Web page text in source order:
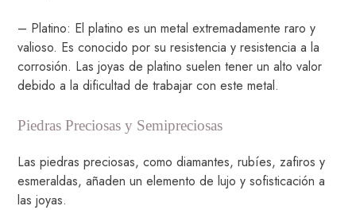
– Platino: El platino es un metal extremadamente raro y
valioso. Es conocido por su resistencia y resistencia a la
corrosión. Las joyas de platino suelen tener un alto valor
debido a la dificultad de trabajar con este metal.
Piedras Preciosas y Semipreciosas
Las piedras preciosas, como diamantes, rubíes, zafiros y
esmeraldas, añaden un elemento de lujo y sofisticación a
las joyas.